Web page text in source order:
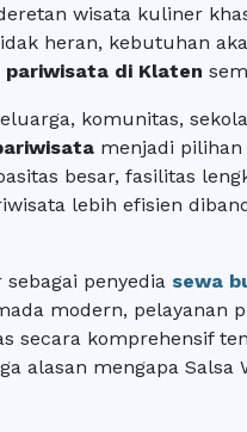
wisata kuliner
heran, kebutuhan
pariwisata di Klaten
komunitas,
menjadi
besar, fasilitas
lebih efisien
penyedia sewa
modern, pelayanan
secara komprehensif
alasan mengapa